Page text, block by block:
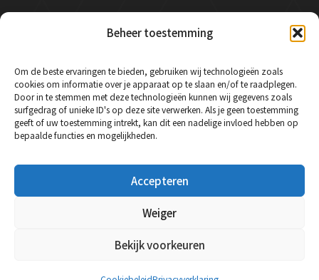
Beheer toestemming
Om de beste ervaringen te bieden, gebruiken wij technologieën zoals
cookies om informatie over je apparaat op te slaan en/of te raadplegen.
Door in te stemmen met deze technologieën kunnen wij gegevens zoals
surfgedrag of unieke ID's op deze site verwerken. Als je geen toestemming
geeft of uw toestemming intrekt, kan dit een nadelige invloed hebben op
bepaalde functies en mogelijkheden.
Accepteren
Weiger
Bekijk voorkeuren
Klantenservice
Betalen
Retourneren en klachtenregeling
Service & garantie
Veelgestelde vragen
Contact
Social Media
Instagram
Facebook
LinkedIn